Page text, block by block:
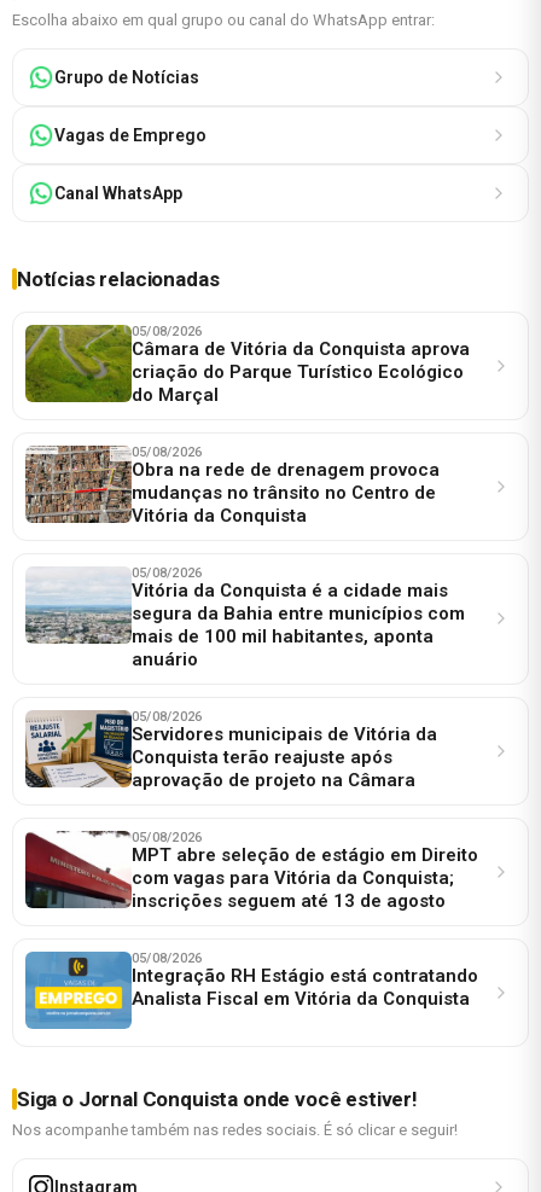
Escolha abaixo em qual grupo ou canal do WhatsApp entrar:
Grupo de Notícias
Vagas de Emprego
Canal WhatsApp
Notícias relacionadas
05/08/2026
Câmara de Vitória da Conquista aprova
criação do Parque Turístico Ecológico
do Marçal
05/08/2026
Obra na rede de drenagem provoca
mudanças no trânsito no Centro de
Vitória da Conquista
05/08/2026
Vitória da Conquista é a cidade mais
segura da Bahia entre municípios com
mais de 100 mil habitantes, aponta
anuário
05/08/2026
Servidores municipais de Vitória da
Conquista terão reajuste após
aprovação de projeto na Câmara
05/08/2026
MPT abre seleção de estágio em Direito
com vagas para Vitória da Conquista;
inscrições seguem até 13 de agosto
05/08/2026
Integração RH Estágio está contratando
Analista Fiscal em Vitória da Conquista
Siga o Jornal Conquista onde você estiver!
Nos acompanhe também nas redes sociais. É só clicar e seguir!
Instagram